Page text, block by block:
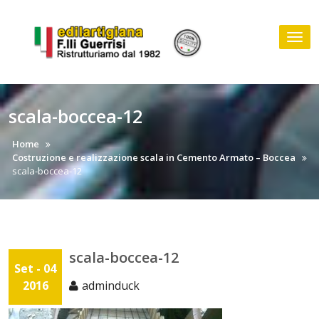
content
scala-boccea-12
Home
Costruzione e realizzazione scala in Cemento Armato – Boccea
scala-boccea-12
Set - 04
2016
scala-boccea-12
adminduck